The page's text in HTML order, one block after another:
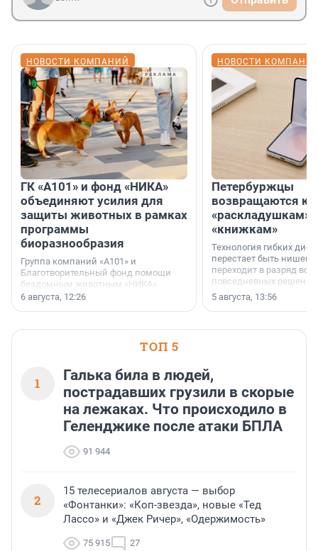
НОВОСТИ КОМПАНИЙ
ГК «А101» и фонд «НИКА»
объединяют усилия для
защиты животных в рамках
программы
биоразнообразия
Группа компаний «А101» и
Благотворительный фонд помощи
бездомным животным «НИКА»
заключили соглашение о
6 августа, 12:26
НОВОСТИ
Петербуржцы
возвращаются к
«раскладушкам»
«книжкам»
Технология гибких
перестает быть
переходит в разряд
повседневных
5 августа, 13:56
ТОП 5
1
Галька била в людей,
пострадавших грузили в скорые
на лежаках. Что происходило в
Геленджике после атаки БПЛА
91 944
2
15 телесериалов августа — выбор
«Фонтанки»: «Коп-звезда», новые «Тед
Лассо» и «Джек Ричер», «Одержимость»
75 915 27